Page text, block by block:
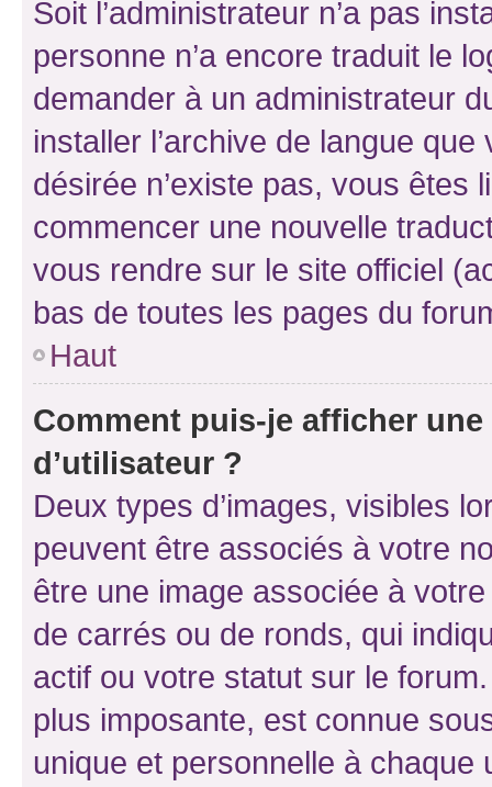
Soit l’administrateur n’a pas
personne n’a encore traduit le
demander à un administrateur
installer l’archive de langue
désirée n’existe pas, vous êtes
commencer une nouvelle
vous rendre sur le site officiel
bas de toutes les pages du
Haut
Comment puis-je afficher
d’utilisateur ?
Deux types d’images, visibles
peuvent être associés à votre
être une image associée à
de carrés ou de ronds, qui
actif ou votre statut sur le
plus imposante, est connue
unique et personnelle à chaque